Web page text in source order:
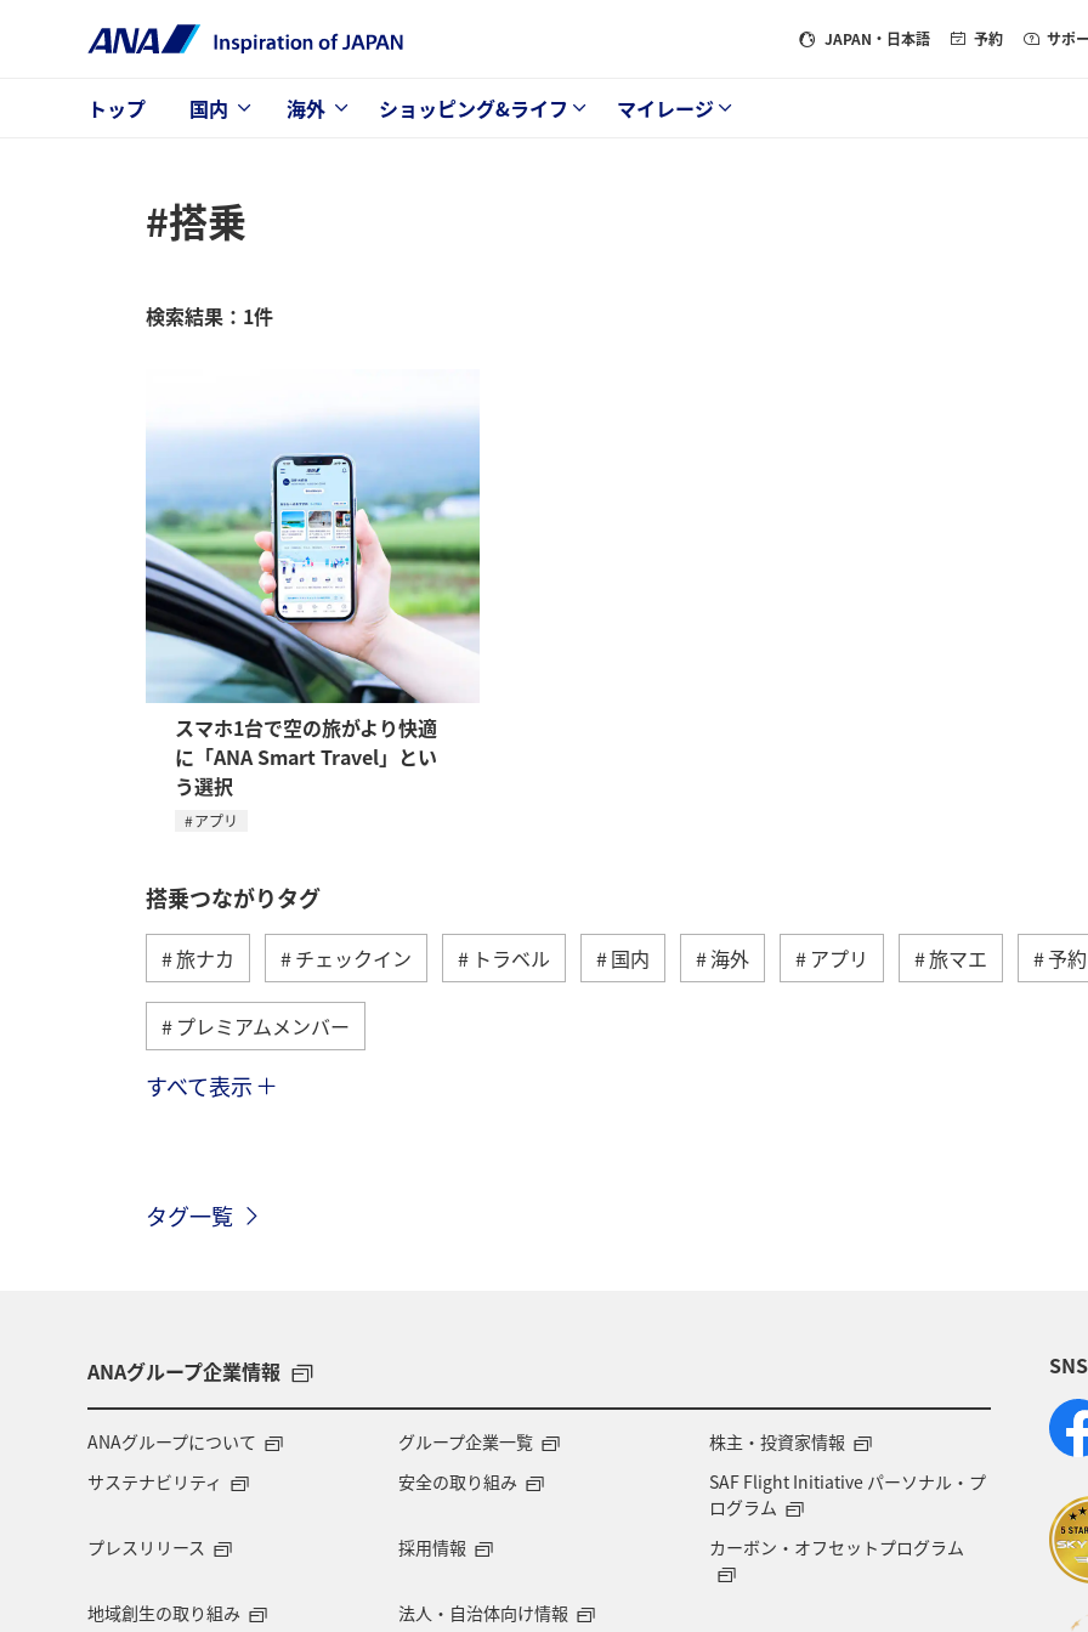
JAPAN ・日本語 予約 サポ
トップ 国内 海外 ショッピング&ライフ マイレージ
#搭乗
検索結果：1件
スマホ1台で空の旅がより快適
に「ANA Smart Travel」とい
う選択
アプリ
搭乗つながりタグ
旅ナカ チェックイン トラベル 国内 海外 アプリ 旅マエ 予約
プレミアムメンバー
ANAマイレージクラブ
すべて表示
タグ一覧
ANAグループ企業情報
ANAグループについて グループ企業一覧
株主・投資家情報
サステナビリティ
安全の取り組み
SAF Flight Initiative パーソナル・プ
ログラム
プレスリリース
採用情報 カーボン・オフセットプログラム
地域創生の取り組み 法人・自治体向け情報